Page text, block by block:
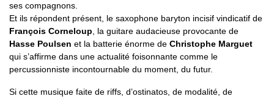
ses compagnons.
Et ils répondent présent, le saxophone baryton incisif vindicatif de
François Corneloup, la guitare audacieuse provocante de
Hasse Poulsen et la batterie énorme de Christophe Marguet
qui s’affirme dans une actualité foisonnante comme le
percussionniste incontournable du moment, du futur.
Si cette musique faite de riffs, d’ostinatos, de modalité, de